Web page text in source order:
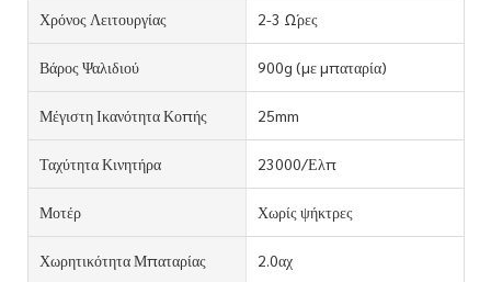
Χρόνος Λειτουργίας 2-3 Ώρες
Βάρος Ψαλιδιού 900g (με μπαταρία)
Μέγιστη Ικανότητα Κοπής 25mm
Ταχύτητα Κινητήρα 23000/Ελπ
Μοτέρ Χωρίς ψήκτρες
Χωρητικότητα Μπαταρίας 2.0αχ